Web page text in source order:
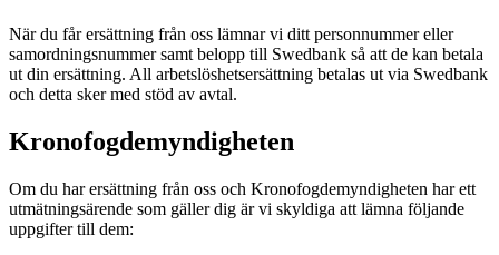
När du får ersättning från oss lämnar vi ditt personnummer eller
samordningsnummer samt belopp till Swedbank så att de kan betala
ut din ersättning. All arbetslöshetsersättning betalas ut via Swedbank
och detta sker med stöd av avtal.
Kronofogdemyndigheten
Om du har ersättning från oss och Kronofogdemyndigheten har ett
utmätningsärende som gäller dig är vi skyldiga att lämna följande
uppgifter till dem: